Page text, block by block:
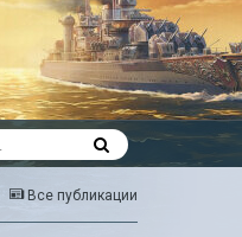
Все публикации